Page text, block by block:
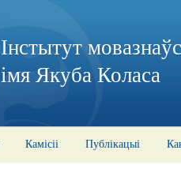
Інстытут
імя Якуба Коласа
Камісіі Публікацыі